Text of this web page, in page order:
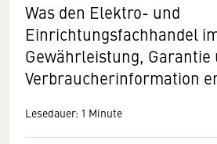
Was den Elektro- und
Einrichtungsfachhandel
Gewährleistung, Garantie
Verbraucherinformation
Lesedauer: 1 Minute